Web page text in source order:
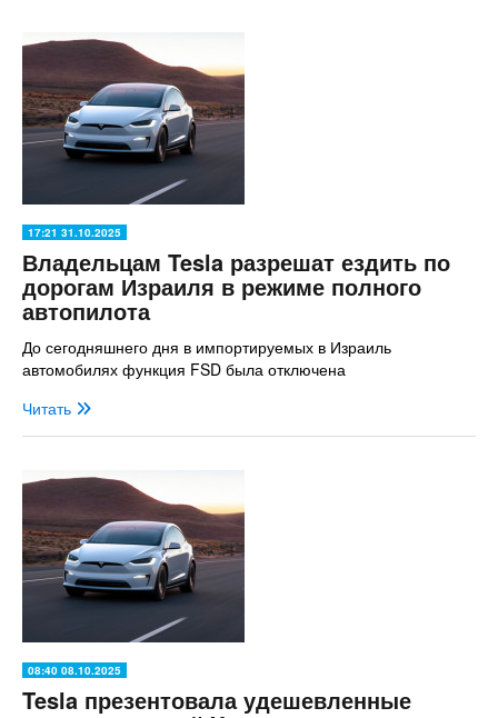
17:21 31.10.2025
Владельцам Tesla разрешат ездить по
дорогам Израиля в режиме полного
автопилота
До сегодняшнего дня в импортируемых в Израиль
автомобилях функция FSD была отключена
Читать
08:40 08.10.2025
Tesla презентовала удешевленные